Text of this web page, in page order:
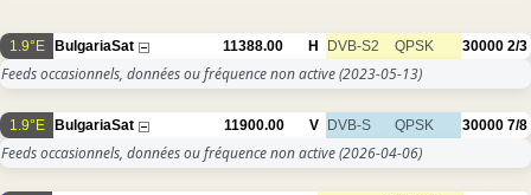
1.9°E BulgariaSat 11388.00 H DVB-S2 QPSK 30000 2/3
Feeds occasionnels, données ou fréquence non active(2023-05-13)
1.9°E BulgariaSat 11900.00 V DVB-S QPSK 30000 7/8
Feeds occasionnels, données ou fréquence non active(2026-04-06)